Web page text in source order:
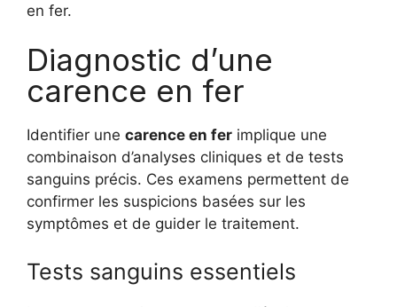
en fer.
Diagnostic d’une
carence en fer
Identifier une carence en fer implique une
combinaison d’analyses cliniques et de tests
sanguins précis. Ces examens permettent de
confirmer les suspicions basées sur les
symptômes et de guider le traitement.
Tests sanguins essentiels